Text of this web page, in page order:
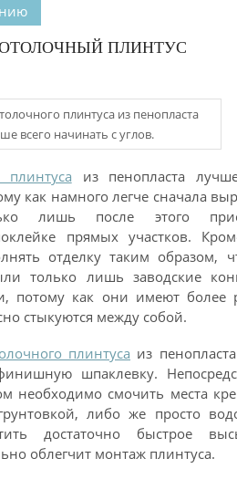
ПЛИНТУС
плинтуса из пенопласта
всего начинать с углов.
из пенопласта
как намного легче сначала
лишь после этого
прямых участков.
отделку таким образом,
только лишь заводские
потому как они имеют более
стыкуются между собой.
плинтуса из
шпаклевку.
необходимо смочить места
либо же просто
достаточно быстрое
облегчит монтаж плинтуса.